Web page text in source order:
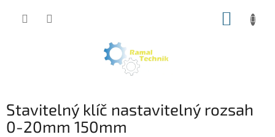
Stavitelný klíč nastavitelný rozsah
0-20mm 150mm